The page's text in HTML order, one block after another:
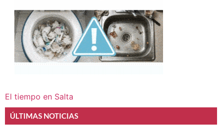
El tiempo en Salta
ÚLTIMAS NOTICIAS